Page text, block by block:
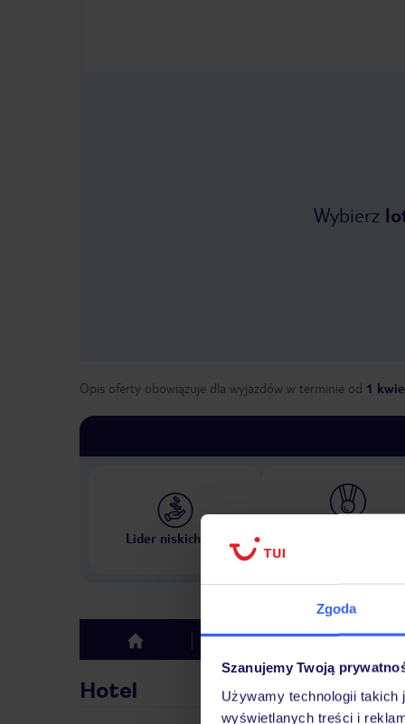
Zgoda
Szanujemy Twoją
Używamy technologii
wyświetlanych treści i
Wybierz
Opis oferty obowiązuje dla wyjazdów w terminie od 1
Lider niskich cen
top Hotel Opinie
Hotel